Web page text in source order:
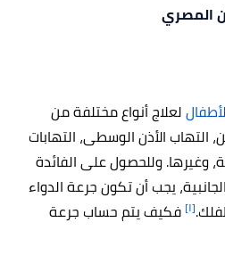
المصري
لعلاج أنواع مختلفة من
التهاب الأذن الوسطى، التهابات
وغيرها. وللحصول على الفائدة
يجب أن تكون جرعة الدواء
[١] فكيف يتم حساب جرعة